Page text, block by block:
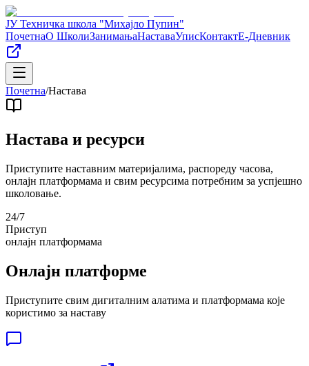
ЈУ Техничка школа "Михајло Пупин"
ПочетнаО ШколиЗанимањаНаставаУписКонтактЕ-Дневник
Почетна/Настава
Настава и ресурси
Приступите наставним материјалима, распореду часова,
онлајн платформама и свим ресурсима потребним за успјешно
школовање.
24/7
Приступ
онлајн платформама
Онлајн платформе
Приступите свим дигиталним алатима и платформама које
користимо за наставу